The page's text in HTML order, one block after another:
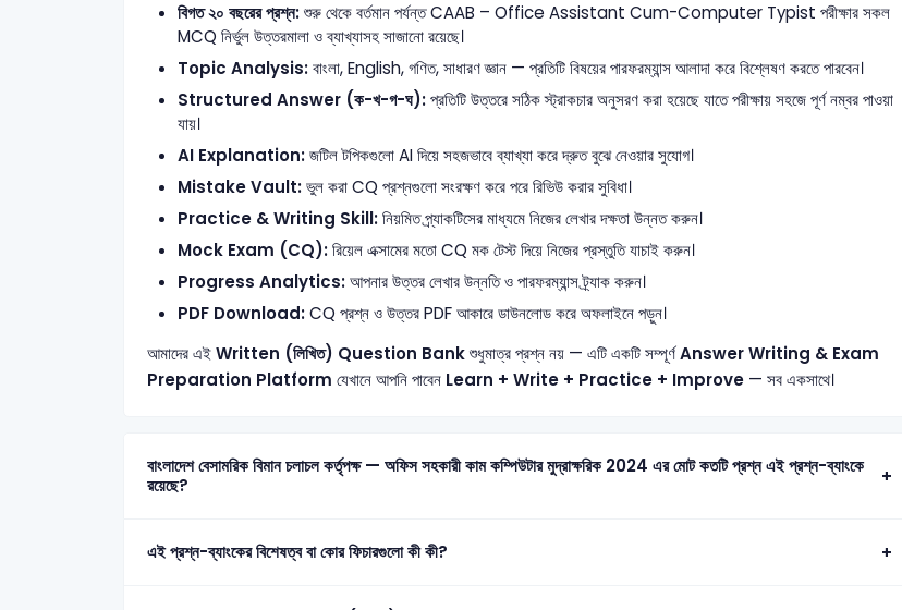
বিগত ২০ বছরের প্রশ্ন:শুরু থেকে বর্তমান পর্যন্ত CAAB – Office Assistant Cum-Computer Typist পরীক্ষার সকল
MCQ নির্ভুল উত্তরমালা ও ব্যাখ্যাসহ সাজানো রয়েছে।
Topic Analysis:বাংলা, English, গণিত, সাধারণ জ্ঞান — প্রতিটি বিষয়ের পারফরম্যান্স আলাদা করে বিশ্লেষণ করতে পারবেন।
Structured Answer (ক-খ-গ-ঘ):প্রতিটি উত্তরে সঠিক স্ট্রাকচার অনুসরণ করা হয়েছে যাতে পরীক্ষায় সহজে পূর্ণ নম্বর পাওয়া
যায়।
AI Explanation:জটিল টপিকগুলো AI দিয়ে সহজভাবে ব্যাখ্যা করে দ্রুত বুঝে নেওয়ার সুযোগ।
Mistake Vault:ভুল করা CQ প্রশ্নগুলো সংরক্ষণ করে পরে রিভিউ করার সুবিধা।
Practice & Writing Skill:নিয়মিত প্র্যাকটিসের মাধ্যমে নিজের লেখার দক্ষতা উন্নত করুন।
Mock Exam (CQ):রিয়েল এক্সামের মতো CQ মক টেস্ট দিয়ে নিজের প্রস্তুতি যাচাই করুন।
Progress Analytics:আপনার উত্তর লেখার উন্নতি ও পারফরম্যান্স ট্র্যাক করুন।
PDF Download:CQ প্রশ্ন ও উত্তর PDF আকারে ডাউনলোড করে অফলাইনে পড়ুন।
আমাদের এইWritten (লিখিত) Question Bankশুধুমাত্র প্রশ্ন নয় — এটি একটি সম্পূর্ণAnswer Writing & Exam
Preparation Platform যেখানে আপনি পাবেন Learn + Write + Practice + Improve— সব একসাথে।
বাংলাদেশ বেসামরিক বিমান চলাচল কর্তৃপক্ষ — অফিস সহকারী কাম কম্পিউটার মুদ্রাক্ষরিক 2024 এর মোট কতটি প্রশ্ন এই প্রশ্ন-ব্যাংকে
রয়েছে?
এই প্রশ্ন-ব্যাংকের বিশেষত্ব বা কোর ফিচারগুলো কী কী?